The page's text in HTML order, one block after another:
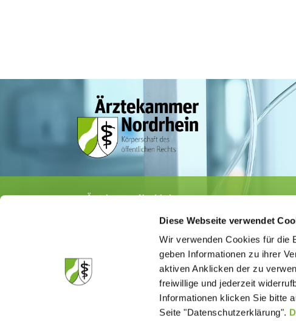
Diese Webseite verwendet
Wir verwenden Cookies für die
geben Informationen zu ihrer
aktiven Anklicken der zu
freiwillige und jederzeit
Informationen klicken Sie bitte
Seite "Datenschutzerklärung".
Ärztekammer Nordrhein
· Fax 0211 / 4302 2009
aerztekammer@aekno.de
Die Medizinsuchmaschine "Medisuch" bestätigt
Ärztekammer Nordrhein, dass die Homepage